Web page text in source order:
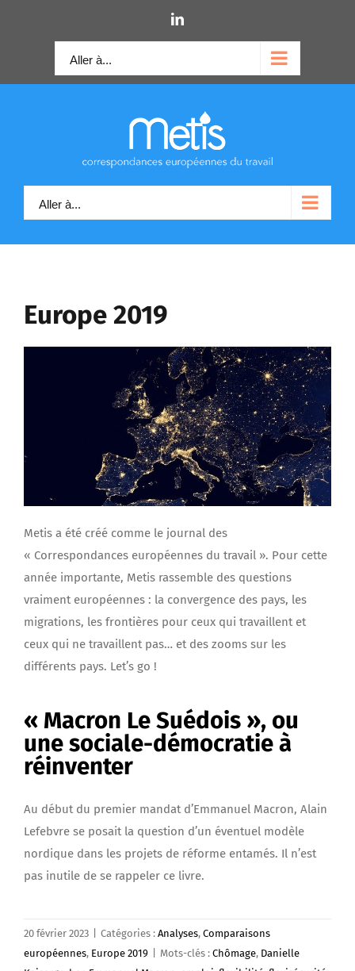
LinkedIn
Aller à...
Aller à...
Europe 2019
Metis a été créé comme le journal des
« Correspondances européennes du travail ». Pour cette
année importante, Metis rassemble des questions
vraiment européennes : la convergence des pays, les
migrations, les frontières pour ceux qui travaillent et
ceux qui ne travaillent pas… et des zooms sur les
différents pays. Let’s go !
« Macron Le Suédois », ou
une sociale-démocratie à
réinventer
Au début du premier mandat d’Emmanuel Macron, Alain
Lefebvre se posait la question d’un éventuel modèle
nordique dans les projets de réforme entamés. Il n’est
pas inutile de se rappeler ce livre.
20 février 2023 Catégories : Analyses, Comparaisons
européennes, Europe 2019 Mots-clés : Chômage, Danielle